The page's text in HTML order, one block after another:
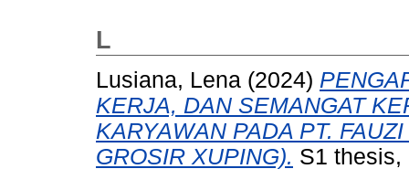
L
Lusiana, Lena (2024)
KERJA, DAN SEMANGAT
KARYAWAN PADA PT.
GROSIR XUPING). S1 thesis,